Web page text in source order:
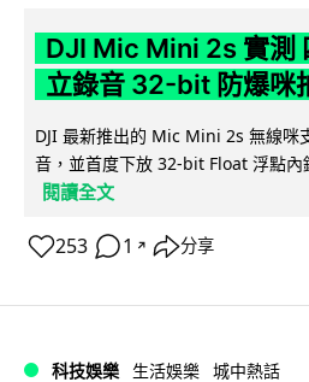
DJI Mic Mini 2s 實測
立錄音 32-bit 防爆咪
DJI 最新推出的 Mic Mini 2s 無線咪
音，並首度下放 32-bit Float 浮點內
閱讀全文
253 1 ↗ 分享
科技娛樂 生活娛樂 城中熱話